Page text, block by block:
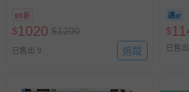
85折
$1020 $1200
已售出 9 追蹤
$
已售